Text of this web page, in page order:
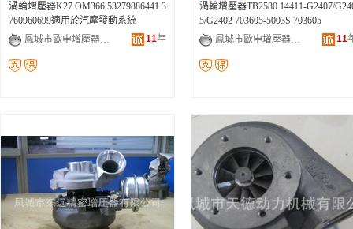
渦輪增壓器K27 OM366 53279886441 3
760960699適用於汽摩發動系統
鳳城市歐申增壓器制造有限公司
11年
渦輪增壓器TB2580 14411-G2407/
5/G2402 703605-5003S 703605
鳳城市歐申增壓器制造有限公司
11